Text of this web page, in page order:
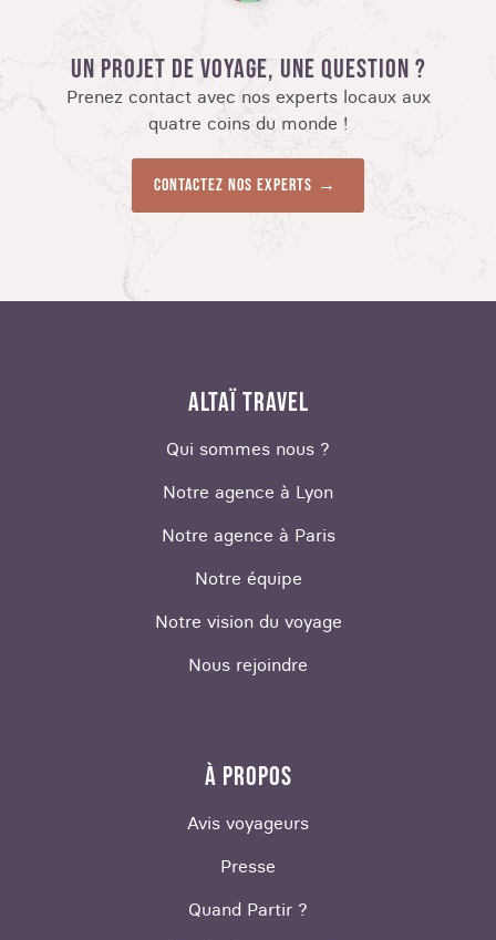
UN PROJET DE VOYAGE, UNE QUESTION ?
Prenez contact avec nos experts locaux aux
quatre coins du monde !
Contactez nos experts
ALTAÏ TRAVEL
Qui sommes nous ?
Notre agence à Lyon
Notre agence à Paris
Notre équipe
Notre vision du voyage
Nous rejoindre
À PROPOS
Avis voyageurs
Presse
Quand Partir ?